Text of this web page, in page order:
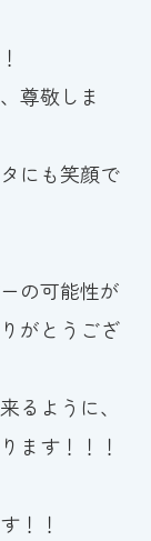
尊敬しま
にも笑顔で
の可能性が
がとうござ
るように、
ます！！！
！！